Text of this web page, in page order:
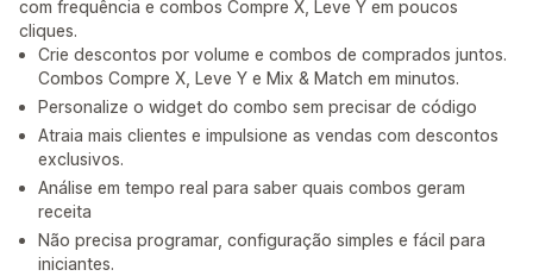
com frequência e combos Compre X, Leve Y em poucos
cliques.
Crie descontos por volume e combos de comprados juntos.
Combos Compre X, Leve Y e Mix & Match em minutos.
Personalize o widget do combo sem precisar de código
Atraia mais clientes e impulsione as vendas com descontos
exclusivos.
Análise em tempo real para saber quais combos geram
receita
Não precisa programar, configuração simples e fácil para
iniciantes.